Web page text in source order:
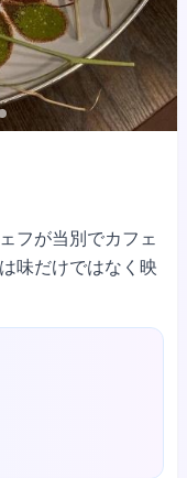
フが当別でカフェ
味だけではなく映